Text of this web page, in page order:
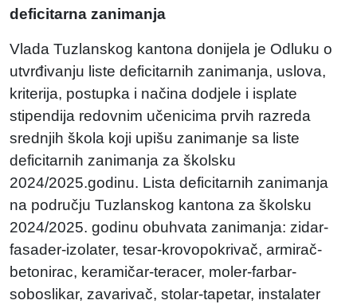
deficitarna zanimanja
Vlada Tuzlanskog kantona donijela je Odluku o
utvrđivanju liste deficitarnih zanimanja, uslova,
kriterija, postupka i načina dodjele i isplate
stipendija redovnim učenicima prvih razreda
srednjih škola koji upišu zanimanje sa liste
deficitarnih zanimanja za školsku
2024/2025.godinu. Lista deficitarnih zanimanja
na području Tuzlanskog kantona za školsku
2024/2025. godinu obuhvata zanimanja: zidar-
fasader-izolater, tesar-krovopokrivač, armirač-
betonirac, keramičar-teracer, moler-farbar-
soboslikar, zavarivač, stolar-tapetar, instalater